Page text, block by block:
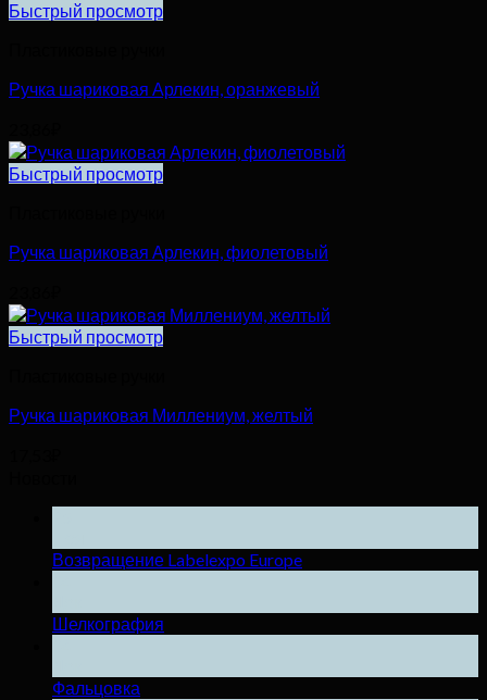
Быстрый просмотр
Ручка шариковая Арлекин, оранжевый
Быстрый просмотр
Ручка шариковая Арлекин, фиолетовый
Быстрый просмотр
Ручка шариковая Миллениум, желтый
Возвращение Labelexpo Europe
Шелкография
Фальцовка